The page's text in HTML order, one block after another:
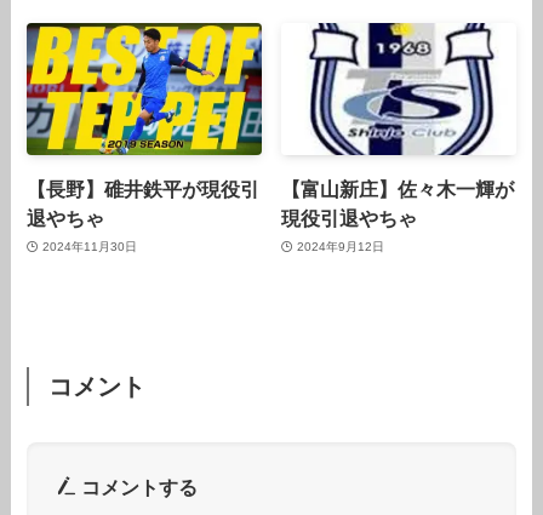
【長野】碓井鉄平が現役引
退やちゃ
2024年11月30日
【富山新庄】佐々木一輝が
現役引退やちゃ
2024年9月12日
コメント
コメントする